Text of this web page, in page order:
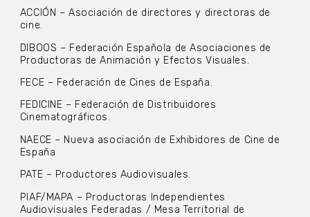
ACCIÓN – Asociación de directores y directoras de
cine.
DIBOOS – Federación Española de Asociaciones de
Productoras de Animación y Efectos Visuales.
FECE – Federación de Cines de España.
FEDICINE – Federación de Distribuidores
Cinematográficos.
NAECE – Nueva asociación de Exhibidores de Cine de
España
PATE – Productores Audiovisuales.
PIAF/MAPA – Productoras Independientes
Audiovisuales Federadas / Mesa Territorial de